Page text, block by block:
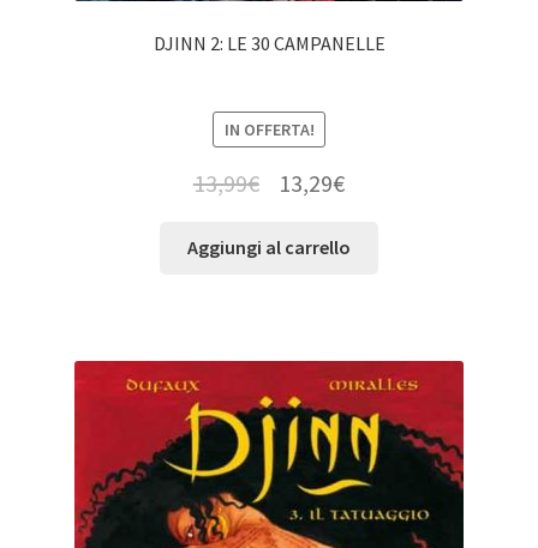
DJINN 2: LE 30 CAMPANELLE
IN OFFERTA!
13,99€ 13,29€
Aggiungi al carrello